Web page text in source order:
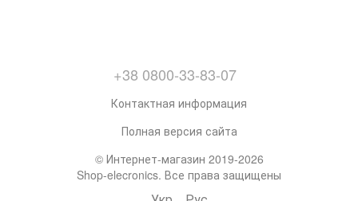
+38 0800-33-83-07
Контактная информация
Полная версия сайта
© Интернет-магазин 2019-2026
Shop-elecronics. Все права защищены